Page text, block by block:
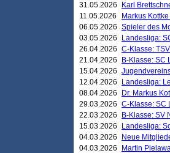
31.05.2026
Karl
11.05.2026
Markus
06.05.2026 Spieler des
03.05.2026
Landesliga:
26.04.2026 C-Klasse:
21.04.2026
B-Klasse: SC
15.04.2026
12.04.2026
Landesliga:
08.04.2026
Dr. Markus
29.03.2026 C-Klasse: SC
22.03.2026
B-Klasse: SV
15.03.2026
Landesliga:
04.03.2026
Neue
04.03.2026
Martin